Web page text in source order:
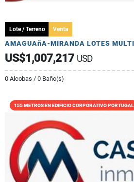
Lote / Terreno Venta
US$1,007,217 USD
0 Alcobas / 0 Baño(s)
155 METROS EN EDIFICIO CORPORATIVO PORTUGAL